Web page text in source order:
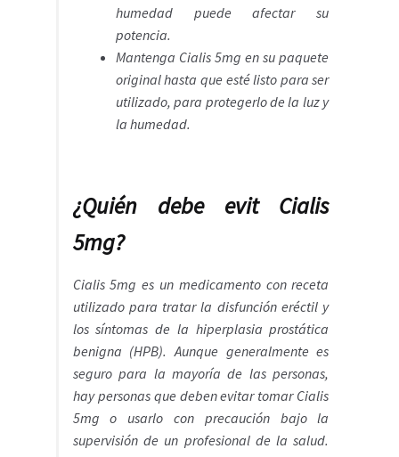
humedad puede afectar su
potencia.
Mantenga Cialis 5mg en su paquete
original hasta que esté listo para ser
utilizado, para protegerlo de la luz y
la humedad.
¿Quién debe evit Cialis
5mg?
Cialis 5mg es un medicamento con receta
utilizado para tratar la disfunción eréctil y
los síntomas de la hiperplasia prostática
benigna (HPB). Aunque generalmente es
seguro para la mayoría de las personas,
hay personas que deben evitar tomar Cialis
5mg o usarlo con precaución bajo la
supervisión de un profesional de la salud.